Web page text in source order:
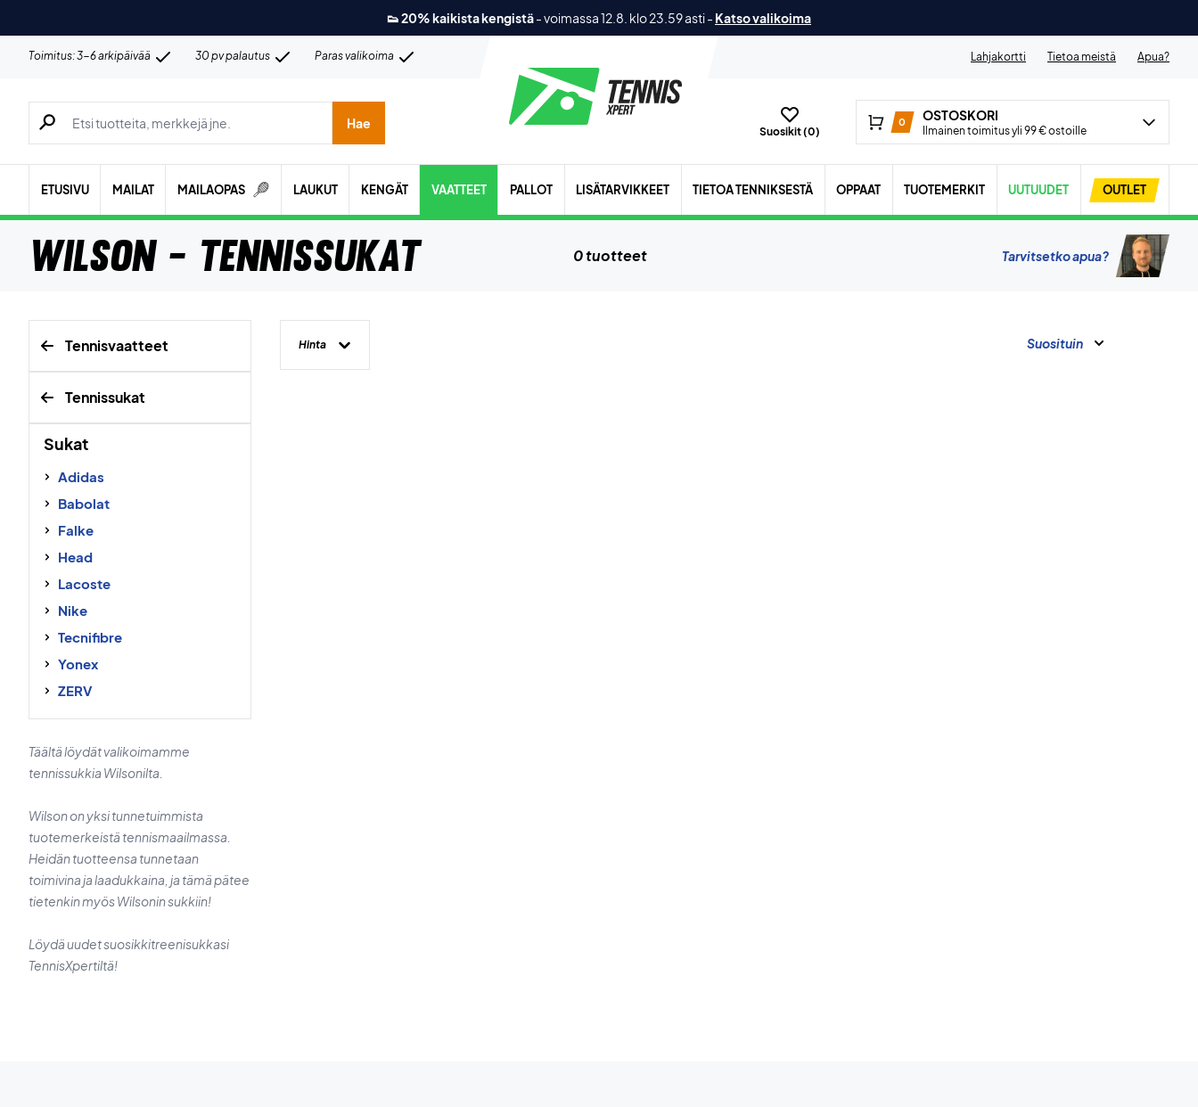
👟 20% kaikista kengistä-voimassa 12.8. klo 23.59 asti- Katso valikoima
Toimitus: 3-6 arkipäivää 30 pv palautus Paras valikoima Lahjakortti Tietoa meistä Apua?
Hae tuotteita, merkkejä jne.
Hae
Suosikit (0)
0 OSTOSKORI
Ilmainen toimitus yli 99 € ostoille
ETUSIVU MAILAT MAILAOPAS LAUKUT KENGÄT VAATTEET PALLOT LISÄTARVIKKEET TIETOA TENNIKSESTÄ OPPAAT TUOTEMERKIT UUTUUDET OUTLET
Wilson - Tennissukat 0 tuotteet Tarvitsetko apua?
Tennisvaatteet
Tennissukat
Sukat
Adidas
Babolat
Falke
Head
Lacoste
Nike
Tecnifibre
Yonex
ZERV
Täältä löydät valikoimamme
tennissukkia Wilsonilta.
Wilson on yksi tunnetuimmista
tuotemerkeistä tennismaailmassa.
Heidän tuotteensa tunnetaan
toimivina ja laadukkaina, ja tämä pätee
tietenkin myös Wilsonin sukkiin!
Löydä uudet suosikkitreenisukkasi
TennisXpertiltä!
Hinta Suosituin